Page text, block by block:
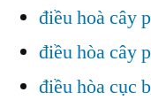
điều hoà cây
điều hòa cây
điều hòa cục